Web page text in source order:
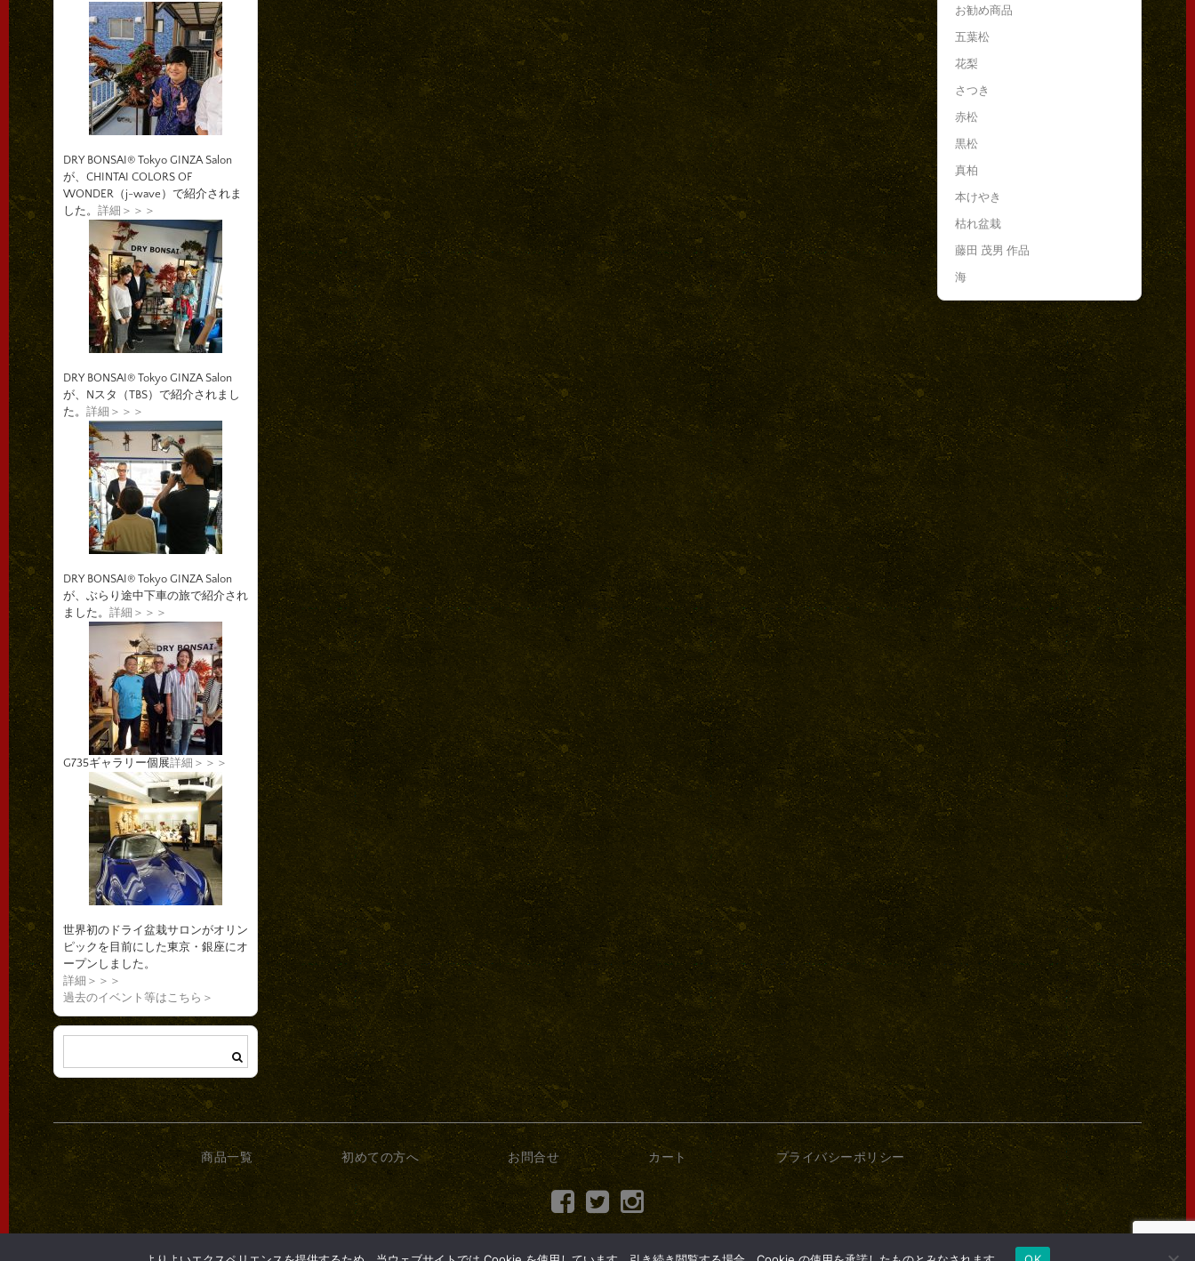
お勧め商品
五葉松
花梨
さつき
赤松
黒松
真柏
本けやき
枯れ盆栽
藤田 茂男 作品
海
DRY BONSAI® Tokyo GINZA Salon
が、CHINTAI COLORS OF
WONDER（j-wave）で紹介されま
した。 詳細＞＞＞
DRY BONSAI® Tokyo GINZA Salon
が、Nスタ（TBS）で紹介されまし
た。 詳細＞＞＞
DRY BONSAI® Tokyo GINZA Salon
が、ぶらり途中下車の旅で紹介され
ました。 詳細＞＞＞
G735ギャラリー個展詳細＞＞＞
世界初のドライ盆栽サロンがオリン
ピックを目前にした東京・銀座にオ
ープンしました。
詳細＞＞＞
過去のイベント等はこちら＞
商品一覧 初めての方へ お問合せ カート プライバシーポリシー